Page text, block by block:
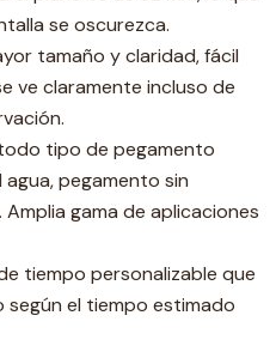
se oscurezca.
tamaño y claridad, fácil
ve claramente incluso de
tipo de pegamento
pegamento sin
gama de aplicaciones
tiempo personalizable que
el tiempo estimado